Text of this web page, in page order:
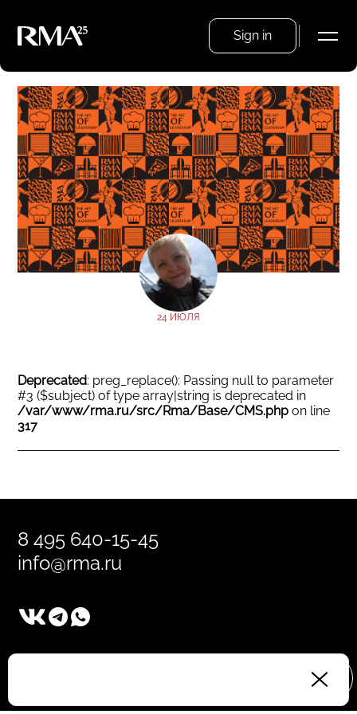
Sign in
24 ИЮЛЯ
Deprecated: preg_replace(): Passing null to parameter
#3 ($subject) of type array|string is deprecated in
/var/www/rma.ru/src/Rma/Base/CMS.php on line
317
8 495 640-15-45
info@rma.ru